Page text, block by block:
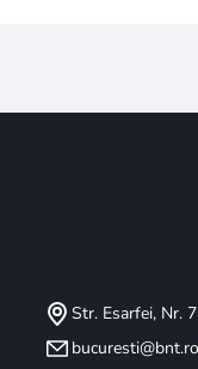
Str. Esarfei, Nr.
bucuresti@bnt.ro